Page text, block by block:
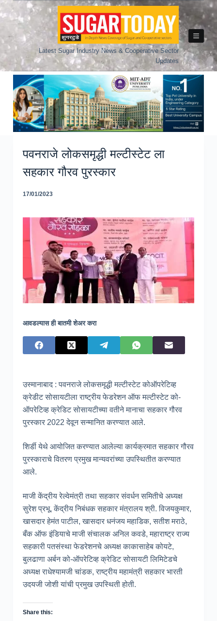
Skip
to
Latest Sugar Industry News & Cooperative Sector
Updates
पवनराजे लोकसमृद्धी मल्टीस्टेट ला
सहकार गौरव पुरस्कार
17/01/2023
आवडल्यास ही बातमी शेअर करा
उस्मानाबाद : पवनराजे लोकसमृद्धी मल्टीस्टेट कोऑपरेटिव्ह
क्रेडीट सोसायटीला राष्ट्रीय फेडरेशन ऑफ मल्टीस्टेट को-
ऑपरेटिव्ह क्रेडिट सोसायटीच्या वतीने मानाचा सहकार गौरव
पुरस्कार 2022 देवून सन्मानित करण्यात आले.
शिर्डी येथे आयोजित करण्यात आलेल्या कार्यक्रमात सहकार गौरव
पुरस्काराचे वितरण प्रमुख मान्यवरांच्या उपस्थितीत करण्यात
आले.
माजी केंद्रीय रेल्वेमंत्री तथा सहकार संवर्धन समितीचे अध्यक्ष
सुरेश प्रभू, केंद्रीय निबंधक सहकार मंत्रालय श्री. विजयकुमार,
खासदार हेमंत पाटील, खासदार धनंजय महाडिक, सतीश मराठे,
बँक ऑफ इंडियाचे माजी संचालक अनिल कवडे, महाराष्ट्र राज्य
सहकारी पतसंस्था फेडरेशनचे अध्यक्ष काकासाहेब कोयटे,
बुलढाणा अर्बन को-ऑपरेटिव्ह क्रेडिट सोसायटी लिमिटेडचे
अध्यक्ष राधेश्यामजी चांडक, राष्ट्रीय महामंत्री सहकार भारती
उदयजी जोशी यांची प्रमुख उपस्थिती होती.
Share this: